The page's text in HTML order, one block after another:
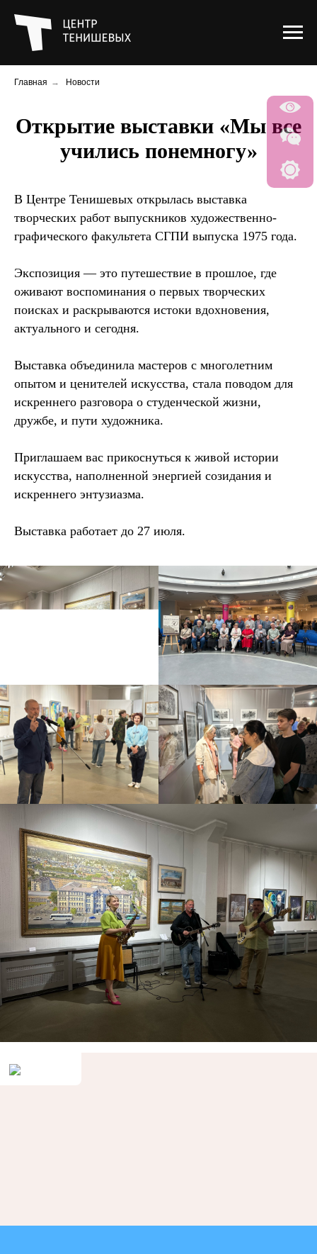
Главная → Новости
Открытие выставки «Мы все
учились понемногу»
В Центре Тенишевых открылась выставка
творческих работ выпускников художественно-
графического факультета СГПИ выпуска 1975 года.
Экспозиция — это путешествие в прошлое, где
оживают воспоминания о первых творческих
поисках и раскрываются истоки вдохновения,
актуального и сегодня.
Выставка объединила мастеров с многолетним
опытом и ценителей искусства, стала поводом для
искреннего разговора о студенческой жизни,
дружбе, и пути художника.
Приглашаем вас прикоснуться к живой истории
искусства, наполненной энергией созидания и
искреннего энтузиазма.
Выставка работает до 27 июля.